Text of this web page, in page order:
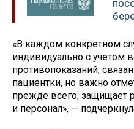
«В каждом конкретном
индивидуально с учетом
противопоказаний,
пациентки, но важно
прежде всего, защищает
и персонал», —